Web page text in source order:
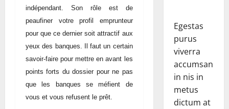
indépendant. Son rôle est de
peaufiner votre profil emprunteur
pour que ce dernier soit attractif aux
yeux des banques. Il faut un certain
savoir-faire pour mettre en avant les
points forts du dossier pour ne pas
que les banques se méfient de
vous et vous refusent le prêt.
Egestas
purus
viverra
accumsan
in nis in
metus
dictum at